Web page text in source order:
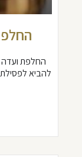
החלפת ועדה
להביא